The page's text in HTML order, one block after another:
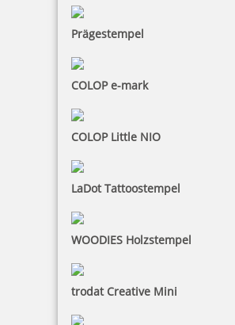
Prägestempel
COLOP e-mark
COLOP Little NIO
LaDot Tattoostempel
WOODIES Holzstempel
trodat Creative Mini
Jetzt gestalten
Pocket Printy 9511 Tauchstempel 72